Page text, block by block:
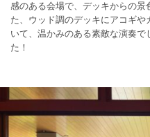
感のある会場で、デッキからの景
た、ウッド調のデッキにアコギ
いて、温かみのある素敵な演奏
た！